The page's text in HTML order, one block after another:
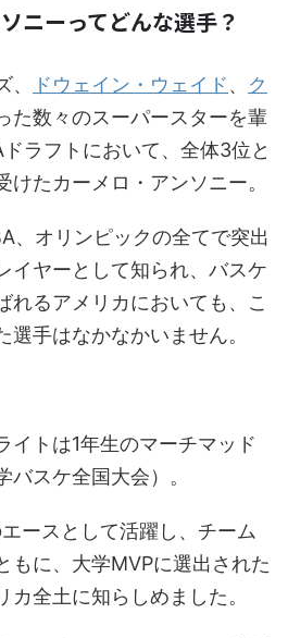
ニーってどんな選手？
ドウェイン・ウェイド、 ク
た数々のスーパースターを輩
ラフトにおいて、全体3位と
けたカーメロ・アンソニー。
、オリンピックの全てで突出
イヤーとして知られ、バスケ
れるアメリカにおいても、こ
手はなかなかいません。
イトは1年生のマーチマッド
スケ全国大会）。
ースとして活躍し、チーム
もに、大学MVPに選出された
カ全土に知らしめました。